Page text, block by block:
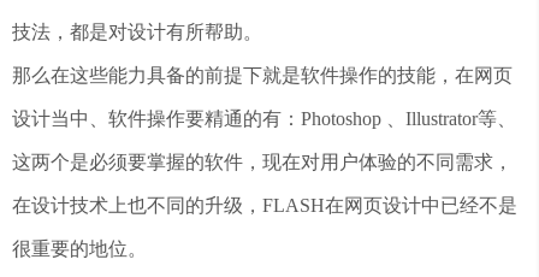
技法，都是对设计有所帮助。
那么在这些能力具备的前提下就是软件操作的技能，在网页
设计当中、软件操作要精通的有：Photoshop 、Illustrator等、
这两个是必须要掌握的软件，现在对用户体验的不同需求，
在设计技术上也不同的升级，FLASH在网页设计中已经不是
很重要的地位。